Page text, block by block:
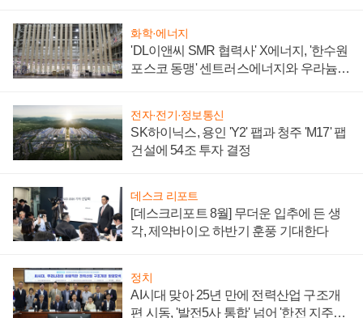
화학·에너지
'DL이앤씨 SMR 협력사' X에너지, '한수원
포스코 동맹' 센트러스에너지와 우라늄
전자·전기·정보통신
SK하이닉스, 용인 'Y2' 팹과 청주 'M17' 팹
건설에 54조 투자 결정
데스크 리포트
[데스크리포트 8월] 무더운 입추에 든 생
각, 제약바이오 하반기 훈풍 기대한다
정치
AI시대 맞아 25년 만에 전력산업 구조개
편 시동, '발전5사 통합' 넘어 '한전 지주사'